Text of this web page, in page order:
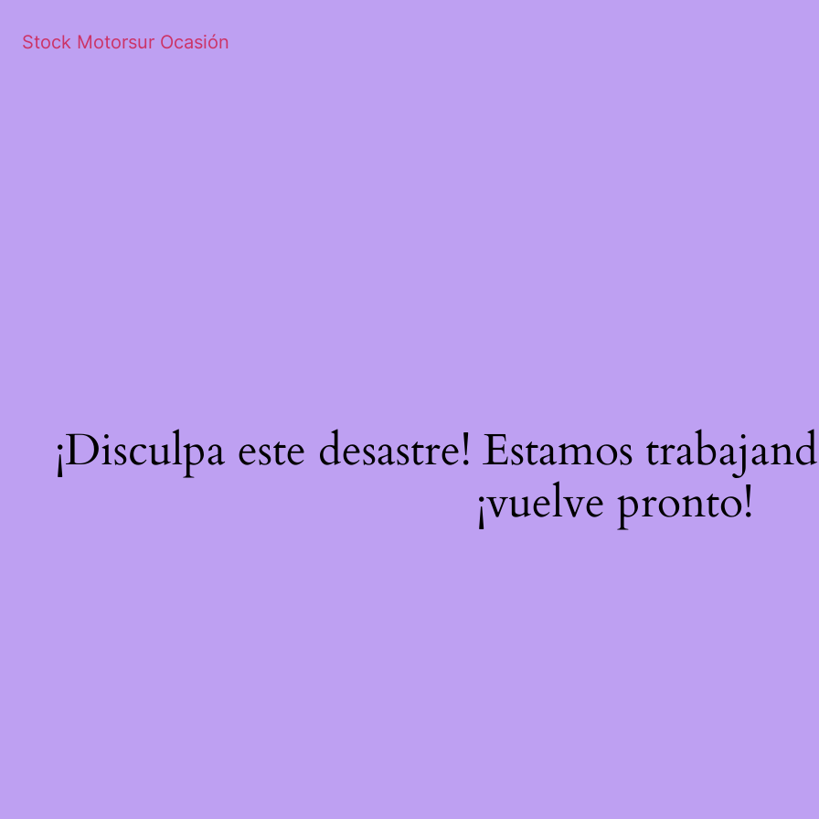
Stock Motorsur Ocasión
¡Disculpa este desastre! Estamos
¡vuelve pronto!